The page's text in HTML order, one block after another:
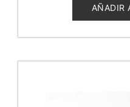
5
AÑADIR